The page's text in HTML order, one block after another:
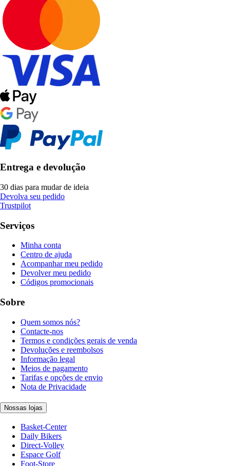
Entrega e devolução
30 dias para mudar de ideia
Devolva seu pedido
Trustpilot
Serviços
Minha conta
Centro de ajuda
Acompanhar meu pedido
Devolver meu pedido
Códigos promocionais
Sobre
Quem somos nós?
Contacte-nos
Termos e condições gerais de venda
Devoluções e reembolsos
Informação legal
Meios de pagamento
Tarifas e opções de envio
Nota de Privacidade
Nossas lojas
Basket-Center
Daily Bikers
Direct-Volley
Espace Golf
Foot-Store